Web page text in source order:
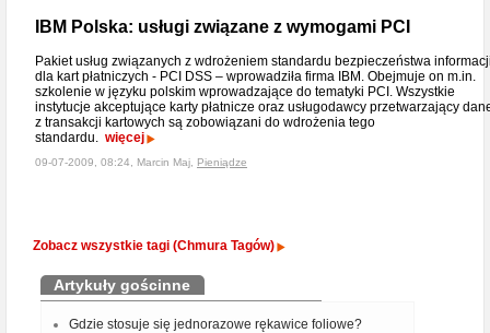
IBM Polska: usługi związane z wymogami PCI
Pakiet usług związanych z wdrożeniem standardu bezpieczeństwa
dla kart płatniczych - PCI DSS – wprowadziła firma IBM. Obejmuje on m.in.
szkolenie w języku polskim wprowadzające do tematyki PCI. Wszystkie
instytucje akceptujące karty płatnicze oraz usługodawcy przetwarzający
z transakcji kartowych są zobowiązani do wdrożenia tego
standardu. więcej
09-07-2009, 08:24, Marcin Maj, Pieniądze
Zobacz wszystkie tagi (Chmura Tagów)
Artykuły gościnne
Gdzie stosuje się jednorazowe rękawice foliowe?